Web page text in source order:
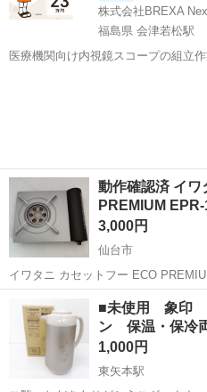
株式会社BREXA
福島県 会津若松駅
医療機関向け内視鏡スコープの組立
動作確認済 イワ
PREMIUM
3,000円
仙台市
イワタニ カセットフー ECO PREMIUM 型番：
式のガスコンロです。 【状態】 動作確認済み 点火・燃焼問題ありま
せん。 中古品のため多少のスレや使用感があります。 状態は写真にて
ご確認...
キッチン家電
■未使用 象印
ン 保温・保
1,000円
東矢本駅